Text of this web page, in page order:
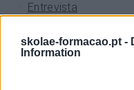
skolae-formacao.pt -
Information
Entrevista
IA